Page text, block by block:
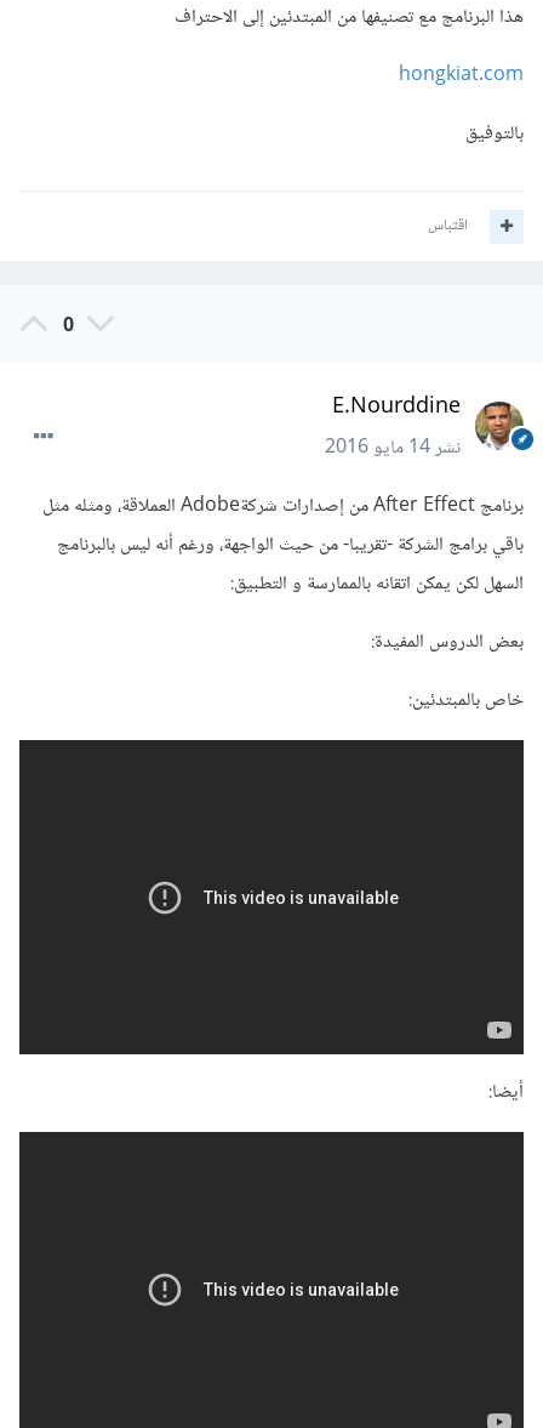
هذا البرنامج مع تصنيفها من المبتدئين إلى الاحتراف
hongkiat.com
بالتوفيق
اقتباس
0
E.Nourddine
نشر14 مايو 2016
برنامج After Effect من إصدارات شركةAdobe العملاقة، ومثله مثل
باقي برامج الشركة -تقريبا- من حيث الواجهة، ورغم أنه ليس بالبرنامج
السهل لكن يمكن اتقانه بالممارسة و التطبيق:
بعض الدروس المفيدة:
خاص بالمبتدئين:
أيضا: